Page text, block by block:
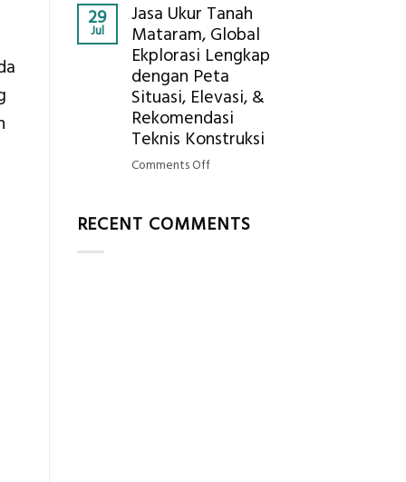
Cara
Mendapatkan
Posisi
Geodetic
Surveyor
di
Industri
Berikut
Kualifikasi
29
Jul
Jasa Ukur Tanah
Mataram, Global
Ekplorasi Lengkap
dengan Peta
Situasi, Elevasi, &
Rekomendasi
Teknis Konstruksi
Comments Offon
Tanah
RECENT COMMENTS